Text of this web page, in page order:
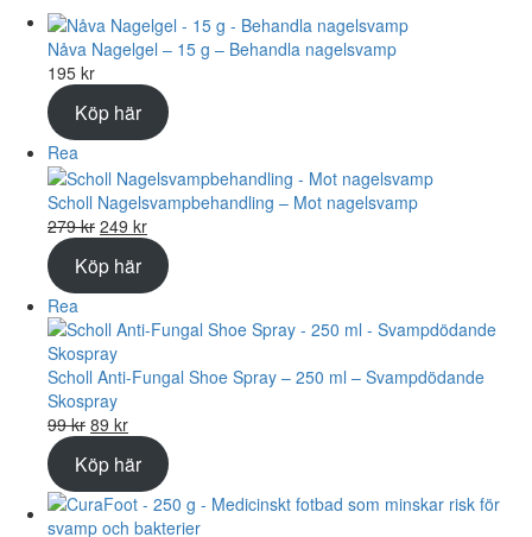
Nåva Nagelgel – 15 g – Behandla nagelsvamp
195 kr
Köp här
Rea
på
rea
Scholl Nagelsvampbehandling – Mot nagelsvamp
279kr Det
ursprungliga
priset
var:
279 kr.
249 krDet
nuvarande
priset
är:
249 kr.
Köp här
Rea
på
rea
Scholl Anti-Fungal Shoe Spray – 250 ml – Svampdödande
Skospray
99kr Det
ursprungliga
priset
var:
99 kr.
89 krDet
nuvarande
priset
är:
89 kr.
Köp här